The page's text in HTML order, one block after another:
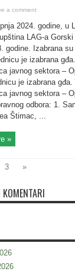
a comment
2024. godine, u
LAG-a
godine. Izabrana
je izabrana
javnog sektora –
je izabrana
javnog sektora –
odbora: 1.
Štimac, ...
»
3 »